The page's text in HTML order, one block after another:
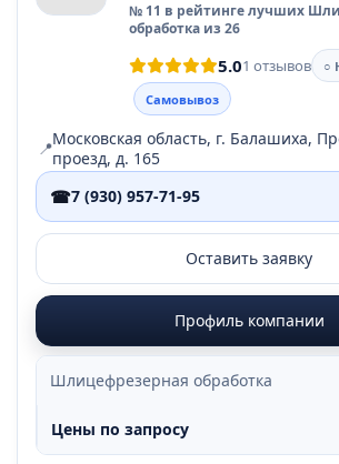
№ 11 в рейтинге лучших
обработка из 26
5.01 отзывов
○
Самовывоз
📍Московская область, г. Балашиха,
проезд, д. 165
☎7 (930) 957-71-95
Оставить заявку
Профиль компании
Шлицефрезерная обработка
Цены по запросу